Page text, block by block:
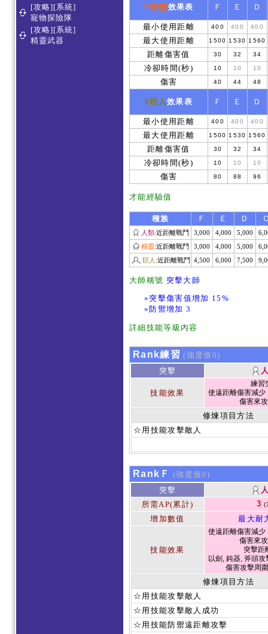
[攻略][系統]
寵物探險隊
[攻略][系統]
精靈武器
Ψ精靈效果表 Ｆ Ｅ Ｄ
最小使用距離 400 400 400
最大使用距離 1500 1530 1560
距離傷害值 30 32 34
冷卻時間(秒) 10 10 10
傷害 40 44 48
δ巨人效果表 Ｆ Ｅ Ｄ
最小使用距離 400 400 400
最大使用距離 1500 1530 1560
距離傷害值 30 32 34
冷卻時間(秒) 10 10 10
傷害 80 88 96
才能經驗值
種族 Ｆ Ｅ Ｄ
人類:近距離戰鬥 3,000 4,000 5,000
精靈:近距離戰鬥 3,000 4,000 5,000
巨人 :近距離戰鬥 4,500 6,000 7,500
大師稱號 突擊大師
»突擊傷害值增加 15%
»防禦增加 3
詳細技能等級內容
Rank練習 (強度值0)
突擊
技能效果
練習
使遠距離傷害減
傷害來
修煉項目方法
☆用技能攻擊敵人
RankＦ
(強度值0)
突擊
所需AP(累計)
3
增加數值 最大耐
技能效果
使遠距離傷害減
傷害來
突擊距
以劍, 鈍器, 斧頭
傷害攻擊周
修煉項目方法
☆用技能攻擊敵人
☆用技能攻擊敵人成功
☆用技能防禦遠距離攻擊